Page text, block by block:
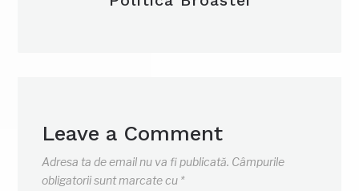
Leave a Comment
Adresa ta de email nu va fi publicată. Câmpurile
obligatorii sunt marcate cu *